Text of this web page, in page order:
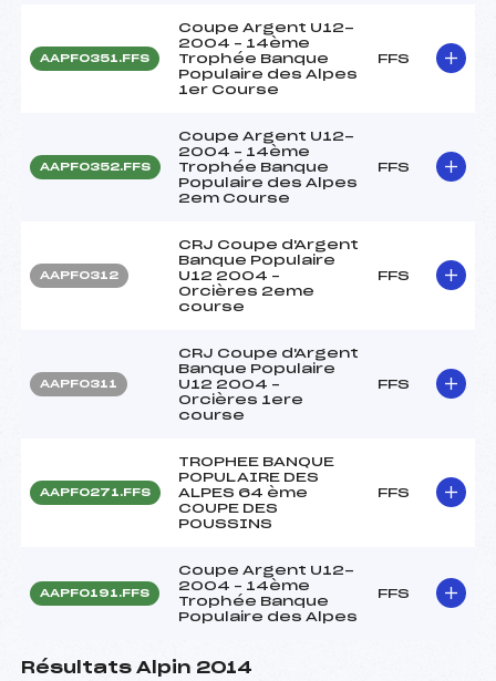
AAPF0351.FFS
Coupe Argent U12-
2004 – 14ème
Trophée Banque
Populaire des Alpes
1er Course
FFS
AAPF0352.FFS
Coupe Argent U12-
2004 – 14ème
Trophée Banque
Populaire des Alpes
2em Course
FFS
AAPF0312
CRJ Coupe d'Argent
Banque Populaire
U12 2004 –
Orcières 2eme
course
FFS
AAPF0311
CRJ Coupe d'Argent
Banque Populaire
U12 2004 –
Orcières 1ere
course
FFS
AAPF0271.FFS
TROPHEE BANQUE
POPULAIRE DES
ALPES 64 ème
COUPE DES
POUSSINS
FFS
AAPF0191.FFS
Coupe Argent U12-
2004 – 14ème
Trophée Banque
Populaire des Alpes
FFS
Résultats Alpin 2014